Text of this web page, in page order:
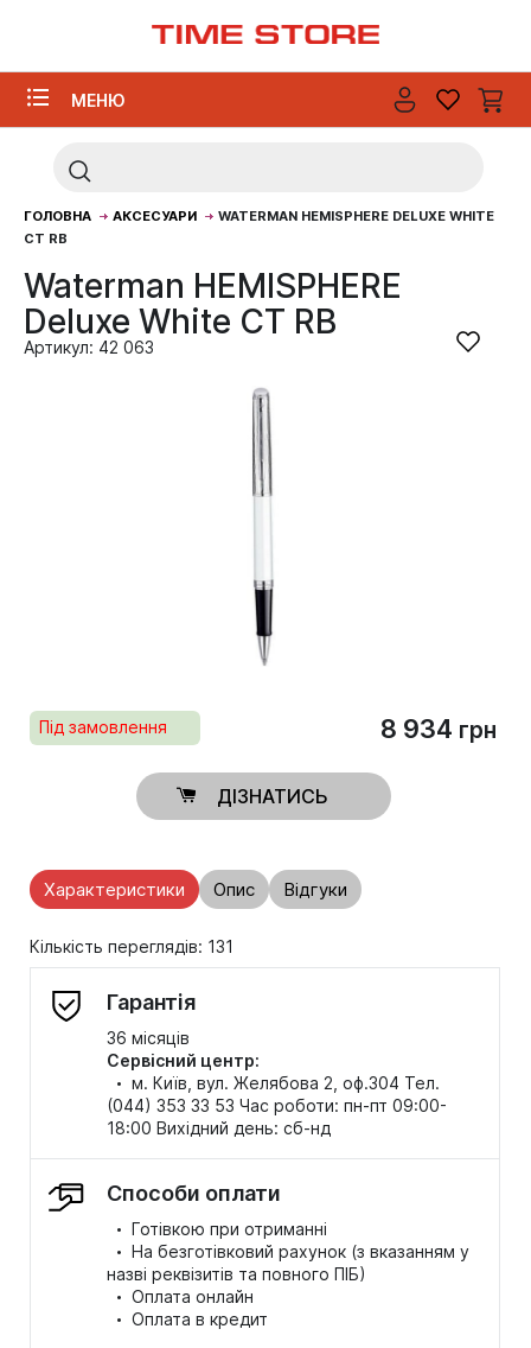
МЕНЮ
ГОЛОВНА АКСЕСУАРИ
WATERMAN HEMISPHERE DELUXE WHITE
CT RB
Waterman HEMISPHERE
Deluxe White CT RB
Артикул: 42 063
Під замовлення 8 934 грн
ДІЗНАТИСЬ
Характеристики Опис Відгуки
Кількість переглядів: 131
Гарантія
36 місяців
Сервісний центр:
· м. Київ, вул. Желябова 2, оф.304 Тел.
(044) 353 33 53 Час роботи: пн-пт 09:00-
18:00 Вихідний день: сб-нд
Способи оплати
· Готівкою при отриманні
· На безготівковий рахунок (з вказанням у
назві реквізитів та повного ПІБ)
· Оплата онлайн
· Оплата в кредит